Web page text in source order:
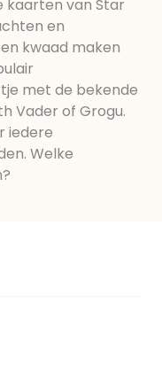
kaarten van Star
en
kwaad maken
met de bekende
Vader of Grogu.
iedere
Welke